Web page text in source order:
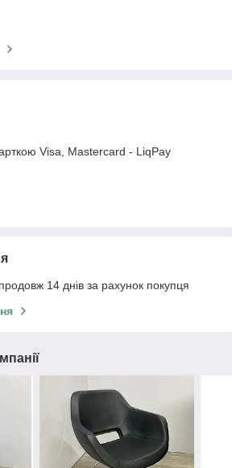
Visa, Mastercard - LiqPay
14 днів за рахунок покупця